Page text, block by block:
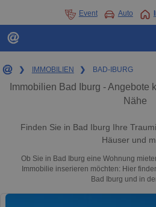
Event Auto
❯ IMMOBILIEN ❯ BAD-IBURG
Immobilien Bad Iburg - Angebote
Nähe
Finden Sie in Bad Iburg Ihre
Häuser und
Ob Sie in Bad Iburg eine Wohnung
Immobilie inserieren möchten: Hier
Bad Iburg und in